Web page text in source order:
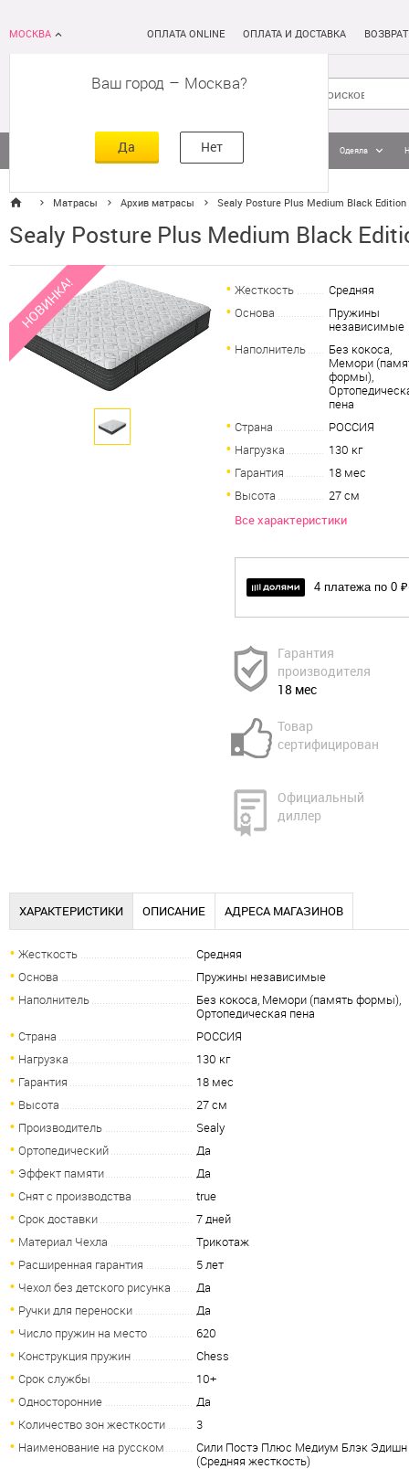
МОСКВА
Ваш город – Москва
Да Нет
ОПЛАТА ONLINE ОПЛАТА И ДОСТАВКА
Кровати Постельное белье Одеяла
Матрасы Архив матрасы Sealy Posture Plus Medium Black Edition
Sealy Posture Plus Medium Black
НОВИНКА! Жесткость
Средняя
Основа
Пружины
независимые
Наполнитель
Без кокоса,
Мемори
формы),
пена
Страна
РОССИЯ
Нагрузка
130 кг
Гарантия
18 мес
Высота
27 см
Все характеристики
4 платежа по 0 ₽
Гарантия
производителя
18 мес
Товар
сертифицирован
Официальный
диллер
ХАРАКТЕРИСТИКИ ОПИСАНИЕ АДРЕСА МАГАЗИНОВ
Жесткость
Средняя
Основа
Пружины независимые
Наполнитель
Без кокоса, Мемори (память формы),
Ортопедическая пена
Страна
РОССИЯ
Нагрузка
130 кг
Гарантия
18 мес
Высота
27 см
Производитель
Sealy
Ортопедический
Да
Эффект памяти
Да
Снят с производства
true
Срок доставки
7 дней
Материал Чехла
Трикотаж
Расширенная гарантия
5 лет
Чехол без детского рисунка
Да
Ручки для переноски
Да
Число пружин на место
620
Конструкция пружин
Chess
Срок службы
10+
Односторонние
Да
Количество зон жесткости
3
Наименование на русском
Сили Постэ Плюс Медиум Блэк Эдишн
(Средняя жесткость)